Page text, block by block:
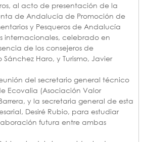
al acto de presentación de la
de Andalucía de Promoción de
y Pesqueros de Andalucía
internacionales, celebrado en
de los consejeros de
Haro, y Turismo, Javier
del secretario general técnico
Ecovalia (Asociación Valor
y la secretaria general de esta
Desiré Rubio, para estudiar
futura entre ambas